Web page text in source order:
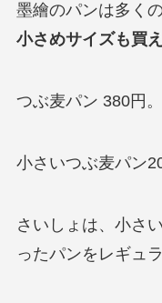
墨繪のパンは多く
小さめサイズも買
つぶ麦パン 380円。
小さいつぶ麦パン
さいしょは、小さ
ったパンをレギュ